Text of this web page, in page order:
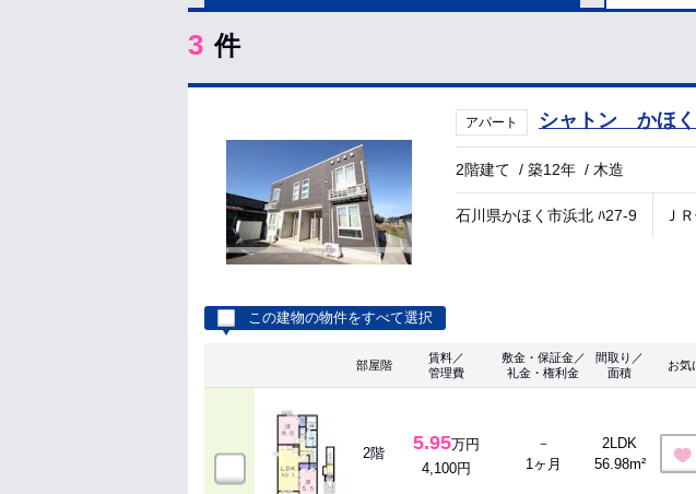
3 件
アパート シャトン かほく
2階建て /築12年 / 木造
石川県かほく市浜北 ﾊ27-9 Ｊ
この建物の物件をすべて選択
部屋階
賃料／
管理費
敷金・保証金／
礼金・権利金
間取り／
面積
お気
2階 5.95万円
4,100円
－
1ヶ月
2LDK
56.98m²